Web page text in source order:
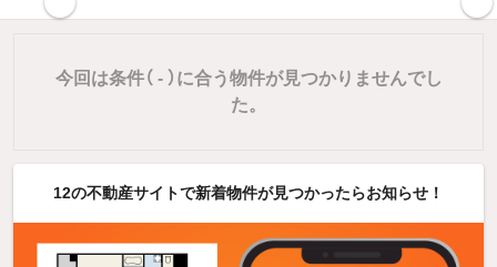
今回は条件（ -）に合う物件が見つかりませんでし
た。
12の不動産サイトで新着物件が見つかったらお知らせ！